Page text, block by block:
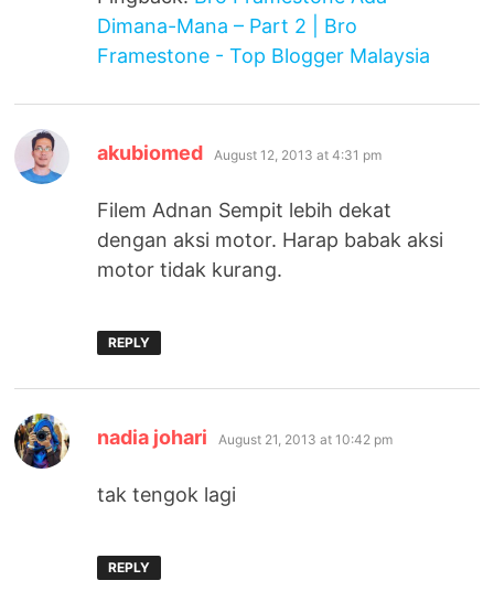
Dimana-Mana – Part 2 | Bro
Framestone - Top Blogger Malaysia
akubiomed says:
August 12, 2013 at 4:31 pm
Filem Adnan Sempit lebih dekat
dengan aksi motor. Harap babak aksi
motor tidak kurang.
REPLY
nadia johari says:
August 21, 2013 at 10:42 pm
tak tengok lagi
REPLY